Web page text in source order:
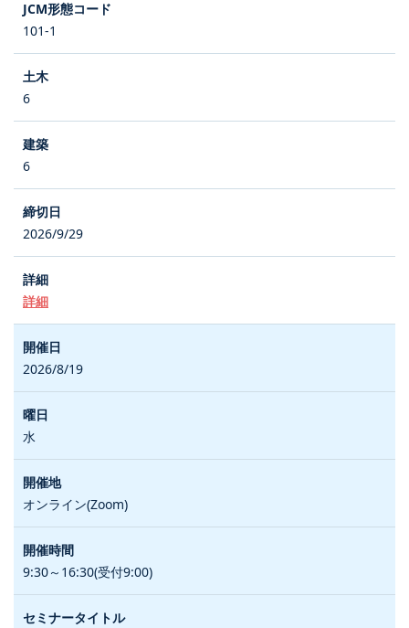
101-1
6
6
2026/9/29
詳細
2026/8/19
水
オンライン(Zoom)
9:30～16:30(受付9:00)